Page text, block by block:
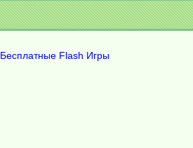
Бесплатные Flash Игры